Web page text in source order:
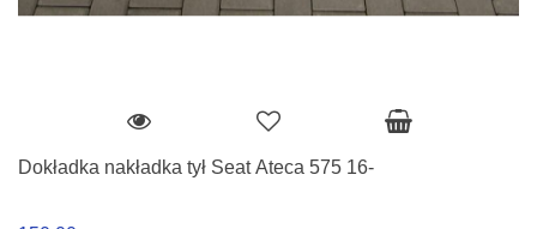
Dokładka nakładka tył Seat Ateca 575 16-